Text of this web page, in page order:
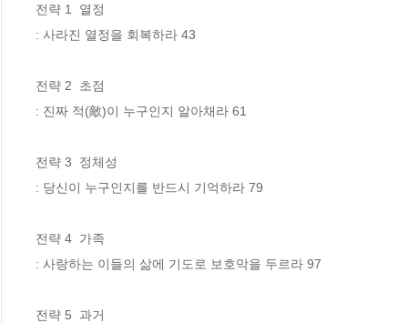
전략 1  열정
: 사라진 열정을 회복하라 43
전략 2  초점
: 진짜 적(敵)이 누구인지 알아채라 61
전략 3  정체성
: 당신이 누구인지를 반드시 기억하라 79
전략 4  가족
: 사랑하는 이들의 삶에 기도로 보호막을 두르라 97
전략 5  과거